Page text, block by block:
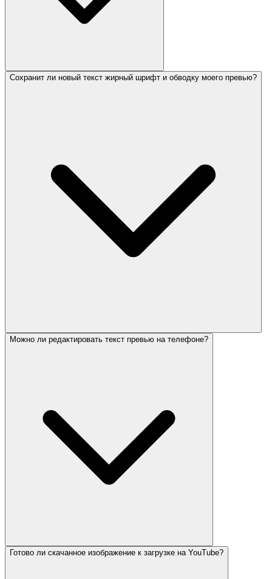
Сохранит ли новый текст жирный шрифт и обводку моего превью?
Можно ли редактировать текст превью на телефоне?
Готово ли скачанное изображение к загрузке на YouTube?